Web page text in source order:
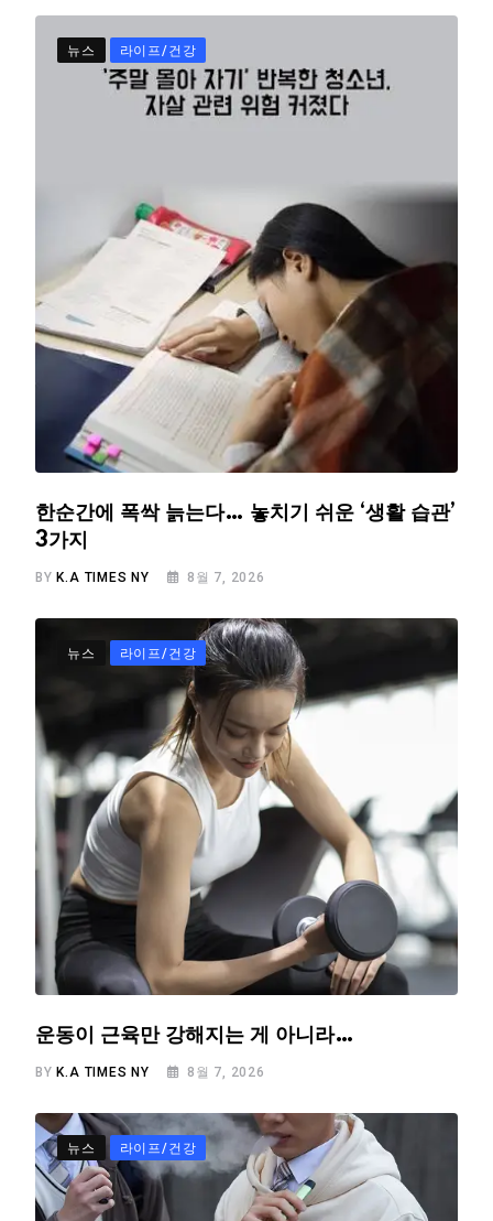
뉴스 라이프/건강
한순간에 폭싹 늙는다… 놓치기 쉬운 ‘생활 습관’
3가지
BY K.A TIMES NY 8월 7, 2026
뉴스 라이프/건강
운동이 근육만 강해지는 게 아니라…
BY K.A TIMES NY 8월 7, 2026
뉴스 라이프/건강